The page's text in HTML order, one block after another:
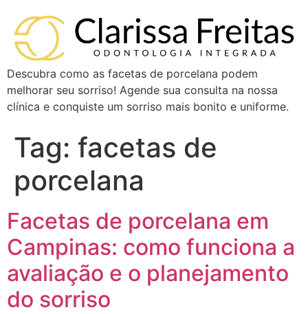
Descubra como as facetas de porcelana podem
melhorar seu sorriso! Agende sua consulta na nossa
clínica e conquiste um sorriso mais bonito e uniforme.
Tag: facetas de
porcelana
Facetas de porcelana em
Campinas: como funciona a
avaliação e o planejamento
do sorriso